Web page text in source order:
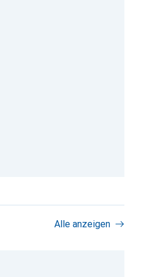
Alle anzeigen